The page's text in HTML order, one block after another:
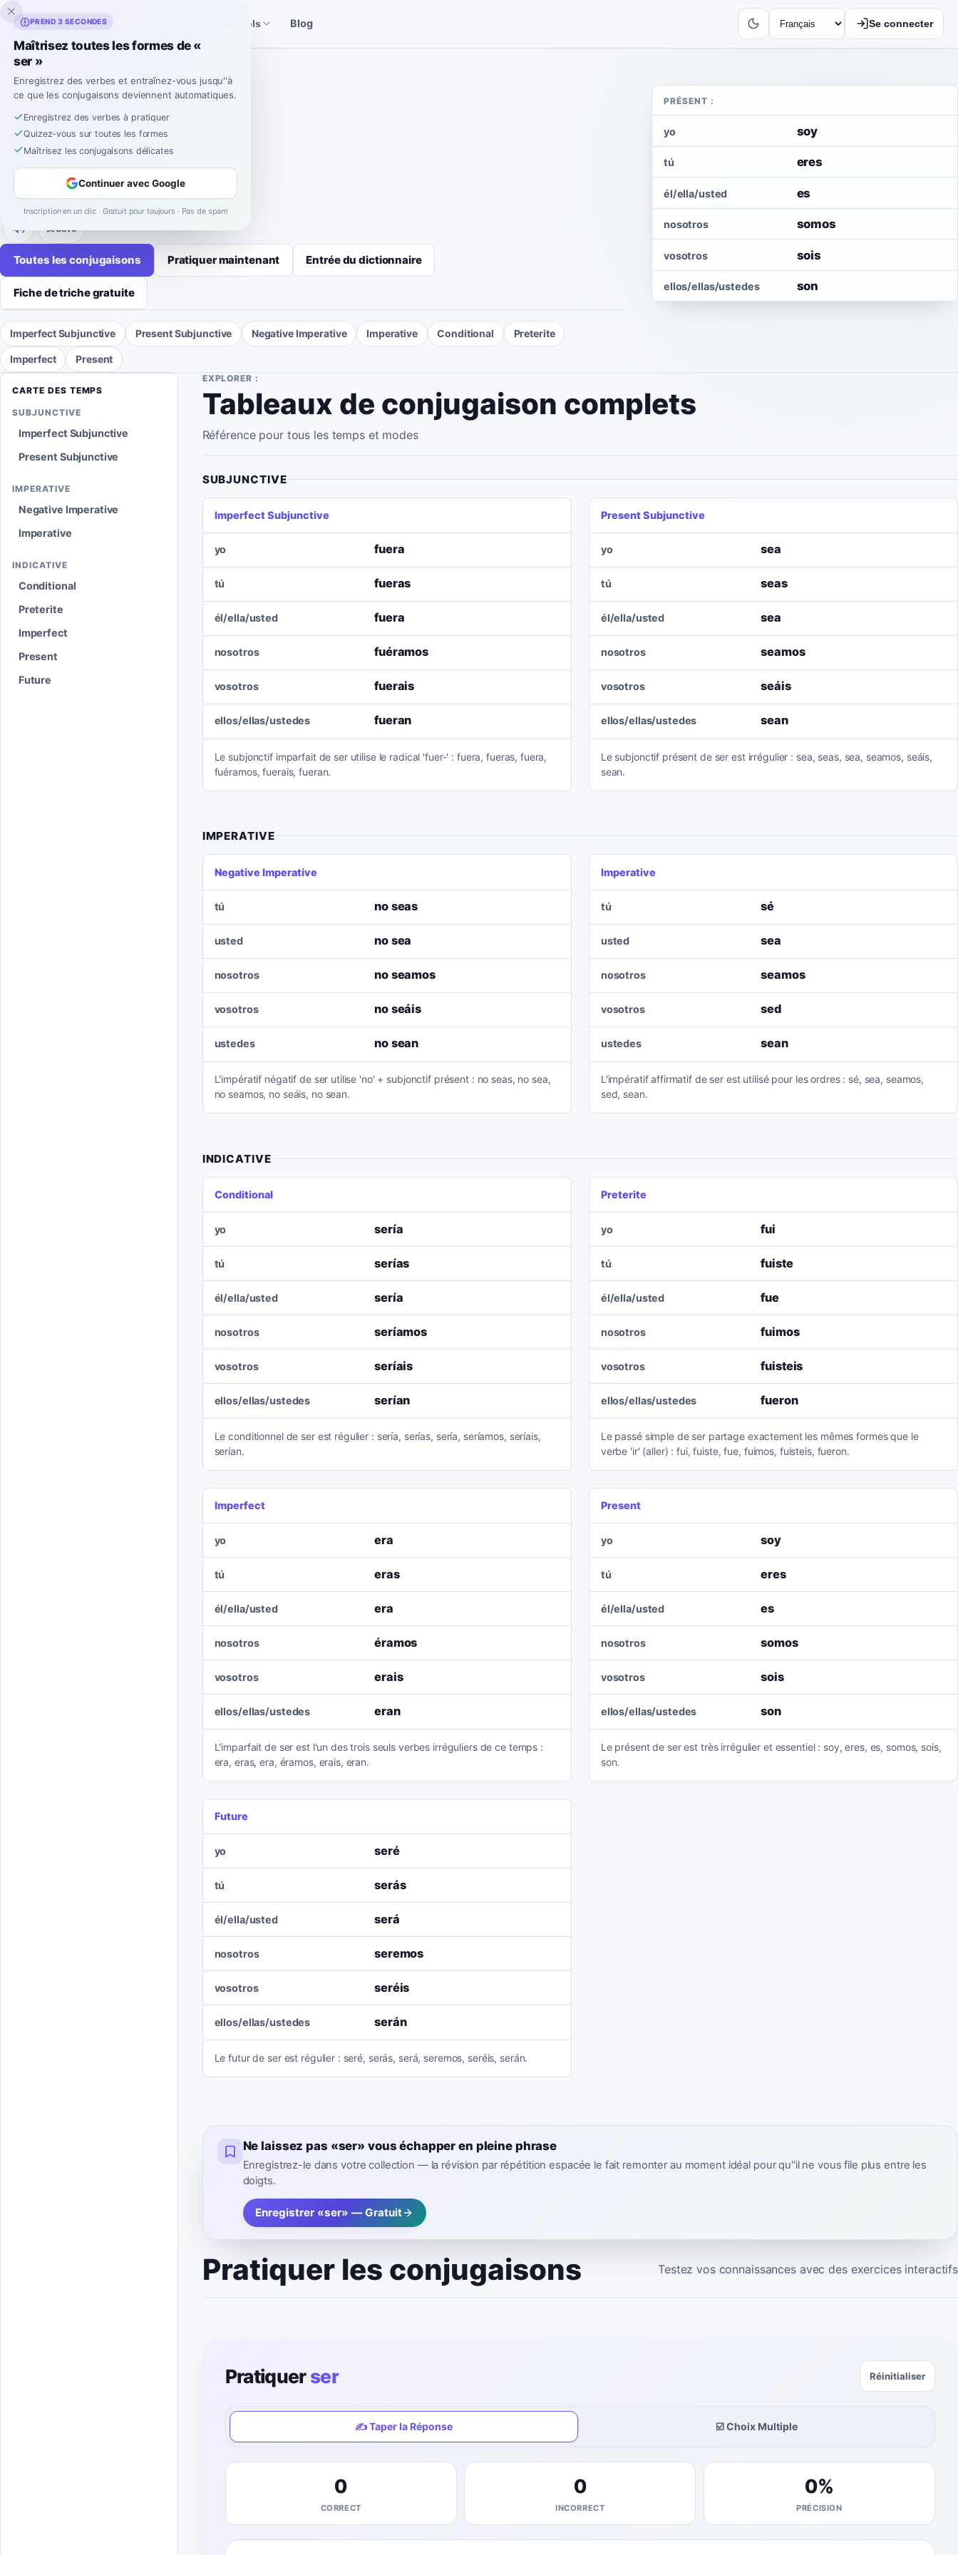
Inklingo Outils espagnols Blog Se connecter
CONJUGAISON DES VERBES ESPAGNOLS
ser
Conjugaison
être.
irregular -er 9 temps 52 formes
Save
Toutes les conjugaisons Pratiquer maintenant Entrée du dictionnaire
Fiche de triche gratuite
Imperfect Subjunctive Present Subjunctive Negative Imperative Imperative Conditional Preterite
Imperfect Present
PRÉSENT :
yo soy
tú eres
él/ella/usted es
nosotros somos
vosotros sois
ellos/ellas/ustedes son
CARTE DES TEMPS
SUBJUNCTIVE
Imperfect Subjunctive
Present Subjunctive
IMPERATIVE
Negative Imperative
Imperative
INDICATIVE
Conditional
Preterite
Imperfect
Present
Future
EXPLORER :
Tableaux de conjugaison complets
Référence pour tous les temps et modes
SUBJUNCTIVE
Imperfect Subjunctive
yo fuera
tú fueras
él/ella/usted fuera
nosotros fuéramos
vosotros fuerais
ellos/ellas/ustedes fueran
Le subjonctif imparfait de ser utilise le radical 'fuer-' : fuera, fueras, fuera,
fuéramos, fuerais, fueran.
Present Subjunctive
yo sea
tú seas
él/ella/usted sea
nosotros seamos
vosotros seáis
ellos/ellas/ustedes sean
Le subjonctif présent de ser est irrégulier : sea, seas, sea, seamos, seáis,
sean.
IMPERATIVE
Negative Imperative
tú no seas
usted no sea
nosotros no seamos
vosotros no seáis
ustedes no sean
L'impératif négatif de ser utilise 'no' + subjonctif présent : no seas, no sea,
no seamos, no seáis, no sean.
Imperative
tú sé
usted sea
nosotros seamos
vosotros sed
ustedes sean
L'impératif affirmatif de ser est utilisé pour les ordres : sé, sea, seamos,
sed, sean.
INDICATIVE
Conditional
yo sería
tú serías
él/ella/usted sería
nosotros seríamos
vosotros seríais
ellos/ellas/ustedes serían
Le conditionnel de ser est régulier : sería, serías, sería, seríamos, seríais,
serían.
Preterite
yo fui
tú fuiste
él/ella/usted fue
nosotros fuimos
vosotros fuisteis
ellos/ellas/ustedes fueron
Le passé simple de ser partage exactement les mêmes formes que le
verbe 'ir' (aller) : fui, fuiste, fue, fuimos, fuisteis, fueron.
Imperfect
yo era
tú eras
él/ella/usted era
nosotros éramos
vosotros erais
ellos/ellas/ustedes eran
L'imparfait de ser est l'un des trois seuls verbes irréguliers de ce temps :
era, eras, era, éramos, erais, eran.
Present
yo soy
tú eres
él/ella/usted es
nosotros somos
vosotros sois
ellos/ellas/ustedes son
Le présent de ser est très irrégulier et essentiel : soy, eres, es, somos, sois,
son.
Future
yo seré
tú serás
él/ella/usted será
nosotros seremos
vosotros seréis
ellos/ellas/ustedes serán
Le futur de ser est régulier : seré, serás, será, seremos, seréis, serán.
Ne laissez pas «ser» vous échapper en pleine phrase
Enregistrez-le dans votre collection — la révision par répétition espacée le fait remonter au moment idéal pour qu''il ne vous file plus entre les
doigts.
Enregistrer «ser» — Gratuit
Pratiquer les conjugaisons Testez vos connaissances avec des exercices interactifs
Pratiquerser Réinitialiser
✍️ Taper la Réponse ☑️ Choix Multiple
0
CORRECT
0
INCORRECT
0%
PRÉCISION
PREND 3 SECONDES
Maîtrisez toutes les formes de «
ser »
Enregistrez des verbes et entraînez-vous jusqu''à
ce que les conjugaisons deviennent automatiques.
Enregistrez des verbes à pratiquer
Quizez-vous sur toutes les formes
Maîtrisez les conjugaisons délicates
Continuer avec Google
Inscription en un clic · Gratuit pour toujours · Pas de spam